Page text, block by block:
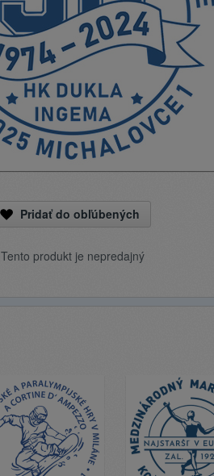
Pridať do obľúbených
Tento produkt je nepredajný